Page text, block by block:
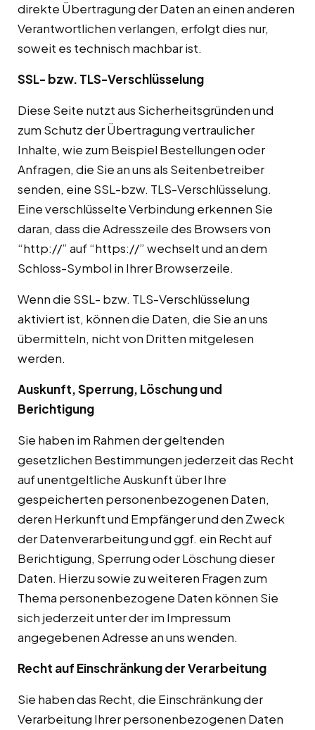
direkte Übertragung der Daten an einen anderen
Verantwortlichen verlangen, erfolgt dies nur,
soweit es technisch machbar ist.
SSL- bzw. TLS-Verschlüsselung
Diese Seite nutzt aus Sicherheitsgründen und
zum Schutz der Übertragung vertraulicher
Inhalte, wie zum Beispiel Bestellungen oder
Anfragen, die Sie an uns als Seitenbetreiber
senden, eine SSL-bzw. TLS-Verschlüsselung.
Eine verschlüsselte Verbindung erkennen Sie
daran, dass die Adresszeile des Browsers von
“http://” auf “https://” wechselt und an dem
Schloss-Symbol in Ihrer Browserzeile.
Wenn die SSL- bzw. TLS-Verschlüsselung
aktiviert ist, können die Daten, die Sie an uns
übermitteln, nicht von Dritten mitgelesen
werden.
Auskunft, Sperrung, Löschung und
Berichtigung
Sie haben im Rahmen der geltenden
gesetzlichen Bestimmungen jederzeit das Recht
auf unentgeltliche Auskunft über Ihre
gespeicherten personenbezogenen Daten,
deren Herkunft und Empfänger und den Zweck
der Datenverarbeitung und ggf. ein Recht auf
Berichtigung, Sperrung oder Löschung dieser
Daten. Hierzu sowie zu weiteren Fragen zum
Thema personenbezogene Daten können Sie
sich jederzeit unter der im Impressum
angegebenen Adresse an uns wenden.
Recht auf Einschränkung der Verarbeitung
Sie haben das Recht, die Einschränkung der
Verarbeitung Ihrer personenbezogenen Daten